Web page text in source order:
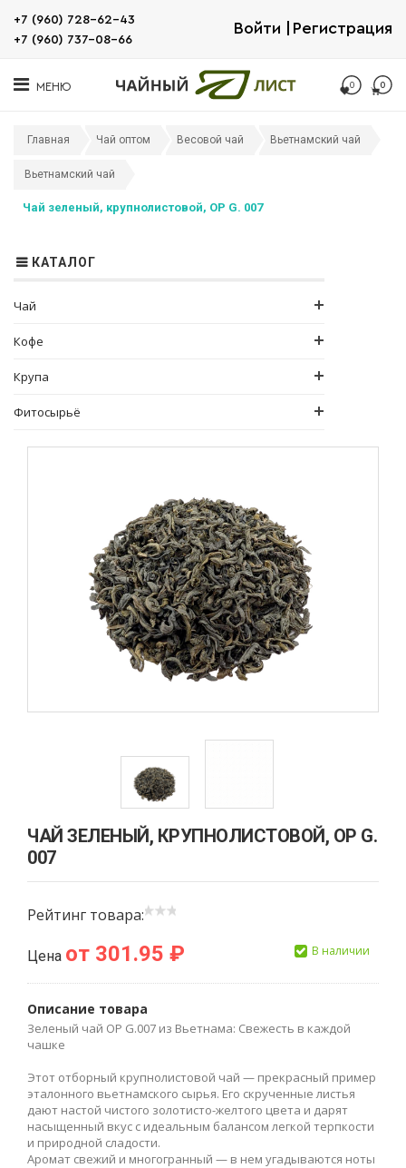
+7 (960) 728-62-43
+7 (960) 737-08-66
Войти Регистрация
МЕНЮ 0 0
Главная Чай оптом Весовой чай Вьетнамский чай
Вьетнамский чай
Чай зеленый, крупнолистовой, OP G. 007
КАТАЛОГ
Чай
Кофе
Крупа
Фитосырьё
ЧАЙ ЗЕЛЕНЫЙ, КРУПНОЛИСТОВОЙ, OP G.
007
Рейтинг товара:
Цена от 301.95 ₽ В наличии
Описание товара
Зеленый чай OP G.007 из Вьетнама: Свежесть в каждой
чашке
Этот отборный крупнолистовой чай — прекрасный пример
эталонного вьетнамского сырья. Его скрученные листья
дают настой чистого золотисто-желтого цвета и дарят
насыщенный вкус с идеальным балансом легкой терпкости
и природной сладости.
Аромат свежий и многогранный — в нем угадываются ноты